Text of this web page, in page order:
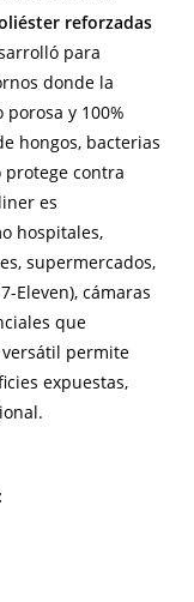
reforzadas
para
donde la
y 100%
hongos, bacterias
contra
es
hospitales,
supermercados,
Eleven), cámaras
que
permite
expuestas,